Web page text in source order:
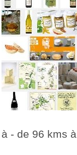
à - de 96 kms à